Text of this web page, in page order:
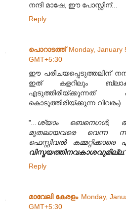
നന്ദി മാഷേ, ഈ പോസ്റ്റിന്...
Reply
പൊറാടത്ത് Monday, January
GMT+5:30
ഈ പരിചയപ്പെടുത്തലിന്
ഇത് കളറിലും
എടുത്തിരിയ്ക്കുന്നത്
കൊടുത്തിരിയ്ക്കുന്ന വിവരം)
" ...ശ്യാം
മുതലായവരെ വെന്ന
ഫെസ്റ്റിവൽ
വിസ്മയത്തിനവകാശവുമില്ല.
Reply
മാവേലി കേരളം Monday,
GMT+5:30